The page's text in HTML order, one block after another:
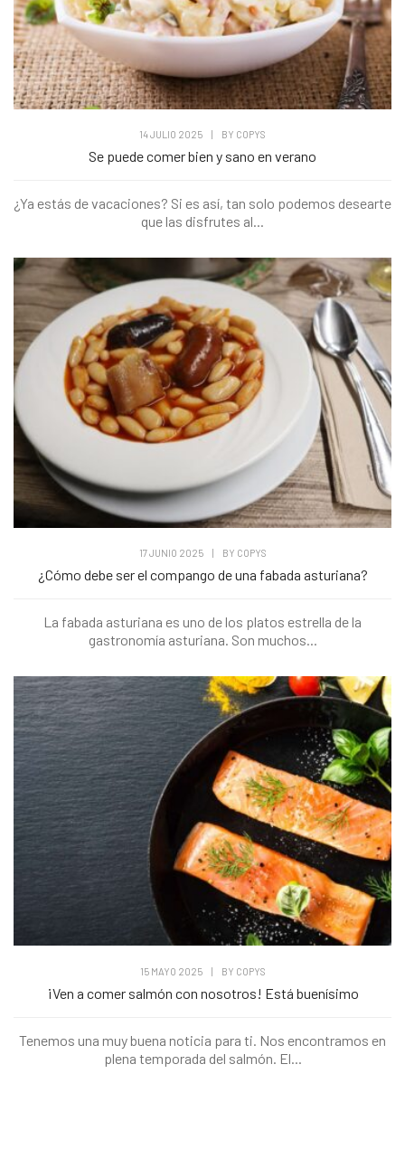
14 JULIO 2025 BY COPYS
Se puede comer bien y sano en verano
¿Ya estás de vacaciones? Si es así, tan solo podemos desearte
que las disfrutes al...
17 JUNIO 2025 | BY COPYS
¿Cómo debe ser el compango de una fabada asturiana?
La fabada asturiana es uno de los platos estrella de la
gastronomía asturiana. Son muchos...
15 MAYO 2025 | BY COPYS
¡Ven a comer salmón con nosotros! Está buenísimo
Tenemos una muy buena noticia para ti. Nos encontramos en
plena temporada del salmón. El...